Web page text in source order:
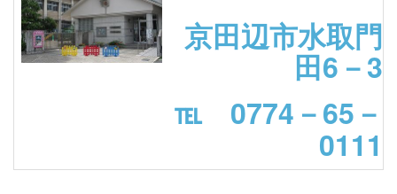
京田辺市水取門
田6－3
℡ 0774－65－
0111